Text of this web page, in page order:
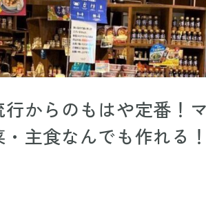
行からのもはや定番！
主食なんでも作れる